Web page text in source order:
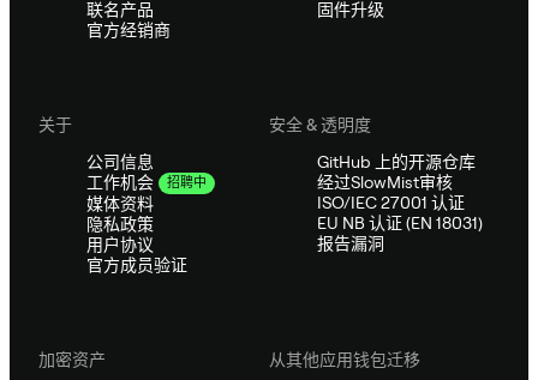
联名产品
官方经销商
固件升级
关于
公司信息
工作机会
招聘中
媒体资料
隐私政策
用户协议
官方成员验证
安全 & 透明度
GitHub 上的开源仓库
经过SlowMist审核
ISO/IEC 27001 认证
EU NB 认证 (EN 18031)
报告漏洞
加密资产
从其他应用钱包迁移